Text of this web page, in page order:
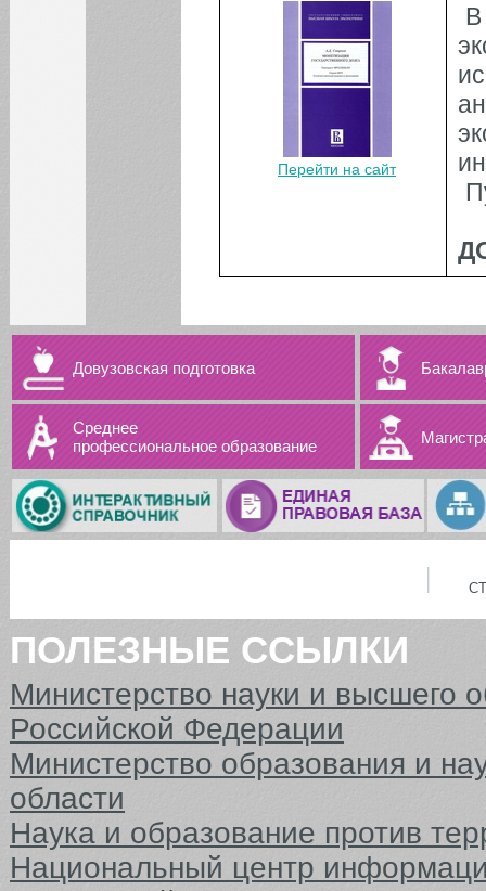
Перейти на сайт
Довузовская подготовка
Среднее
профессиональное образование
ПОЛЕЗНЫЕ ССЫЛКИ
Министерство науки и высшего
Российской Федерации
Министерство образования и
области
Наука и образование против
Национальный центр